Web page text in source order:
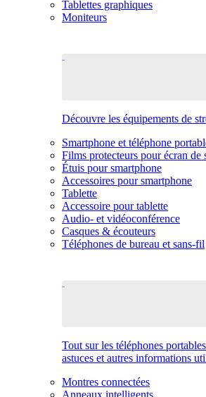
Tablettes graphiques
Moniteurs
Découvre les équipements de
Smartphone et téléphone
Films protecteurs pour écran de
Étuis pour smartphone
Accessoires pour smartphone
Tablette
Accessoire pour tablette
Audio- et vidéoconférence
Casques & écouteurs
Téléphones de bureau et sans-fil
Tout sur les téléphones
astuces et autres informations
Montres connectées
Anneaux intelligents